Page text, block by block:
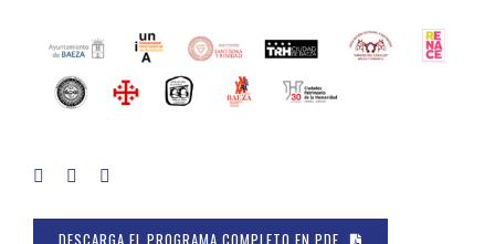
DESCARGA EL PROGRAMA COMPLETO EN PDF